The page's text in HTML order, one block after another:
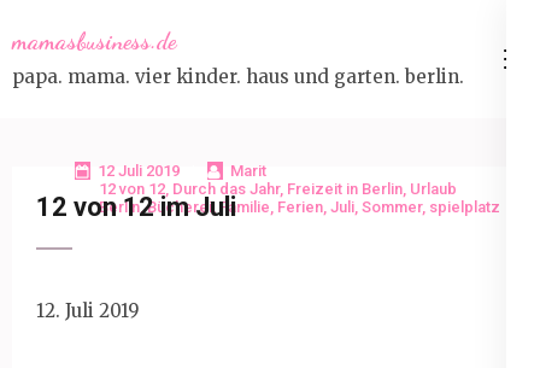
to
content
mamasbusiness.de
papa. mama. vier kinder. haus und garten. berlin.
12 Juli 2019
Marit
12 von 12, Durch das Jahr, Freizeit in Berlin, Urlaub
Berlin,Bücherei,Familie, Ferien, Juli, Sommer, spielplatz
12 von 12 im Juli
12. Juli 2019